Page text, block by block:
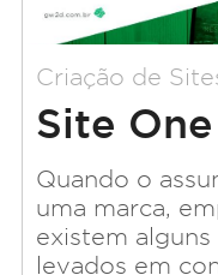
Criação de
Site
Quando o
uma marca,
existem
levados em